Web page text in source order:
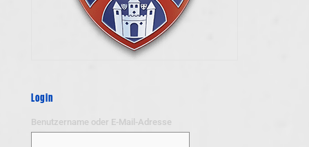
Login
Benutzername oder E-Mail-Adresse